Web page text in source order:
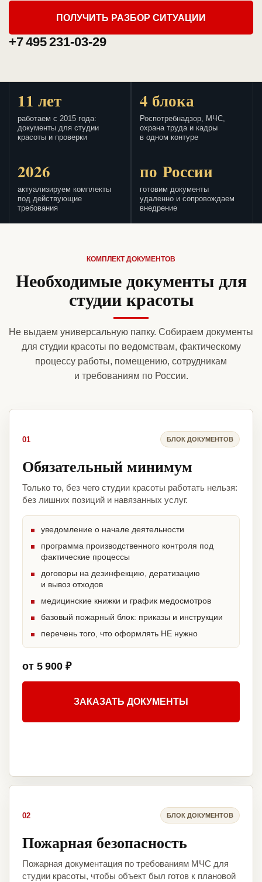
ПОЛУЧИТЬ РАЗБОР СИТУАЦИИ
+7 495 231-03-29
11 лет
работаем с 2015 года:
документы для студии
красоты и проверки
4 блока
Роспотребнадзор, МЧС,
охрана труда и кадры
в одном контуре
2026
актуализируем комплекты
под действующие
требования
по России
готовим документы
удаленно и сопровождаем
внедрение
КОМПЛЕКТ ДОКУМЕНТОВ
Необходимые документы для
студии красоты
Не выдаем универсальную папку. Собираем документы
для студии красоты по ведомствам, фактическому
процессу работы, помещению, сотрудникам
и требованиям по России.
01 БЛОК ДОКУМЕНТОВ
Обязательный минимум
Только то, без чего студии красоты работать нельзя:
без лишних позиций и навязанных услуг.
уведомление о начале деятельности
программа производственного контроля под
фактические процессы
договоры на дезинфекцию, дератизацию
и вывоз отходов
медицинские книжки и график медосмотров
базовый пожарный блок: приказы и инструкции
перечень того, что оформлять НЕ нужно
от 5 900 ₽
ЗАКАЗАТЬ ДОКУМЕНТЫ
02 БЛОК ДОКУМЕНТОВ
Пожарная безопасность
Пожарная документация по требованиям МЧС для
студии красоты, чтобы объект был готов к плановой